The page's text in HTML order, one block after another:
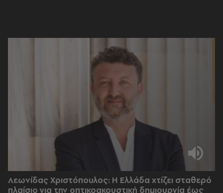
Λεωνίδας Χριστόπουλος: Η Ελλάδα χτίζει σταθερό
πλαίσιο για την οπτικοακουστική δημιουργία έως